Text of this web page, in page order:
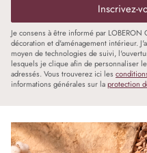
Inscrivez-
Je consens à être informé par
décoration et d'aménagement intérieur.
moyen de technologies de suivi,
lesquels je clique afin de personnaliser
adressés. Vous trouverez ici les
informations générales sur laprotection